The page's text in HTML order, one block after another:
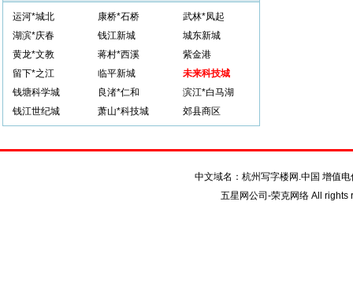
运河*城北 康桥*石桥
武林*凤起
湖滨*庆春
钱江新城
城东新城
黄龙*文教
蒋村*西溪
紫金港
留下*之江
临平新城
未来科技城
钱塘科学城
良渚*仁和
滨江*白马湖
钱江世纪城
萧山*科技城 郊县商区
中文域名：杭州写字楼网.中国 增值
五星网公司-荣克网络 All